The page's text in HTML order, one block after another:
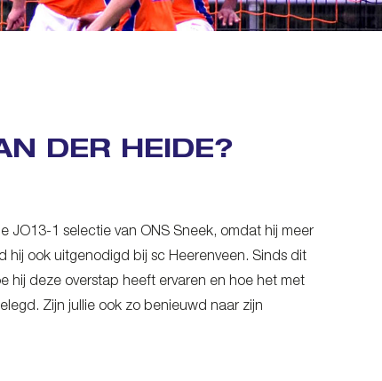
DER HEIDE?
JO13-1 selectie van ONS Sneek, omdat hij meer
ook uitgenodigd bij sc Heerenveen. Sinds dit
hij deze overstap heeft ervaren en hoe het met
Zijn jullie ook zo benieuwd naar zijn